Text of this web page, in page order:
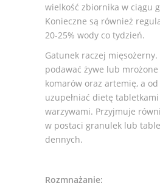
wielkość zbiornika w ciągu
Konieczne są również
20-25% wody co tydzień.
Gatunek raczej
podawać żywe lub
komarów oraz artemię, a
uzupełniać dietę
warzywami. Przyjmuje
w postaci granulek lub
dennych.
Rozmnażanie: